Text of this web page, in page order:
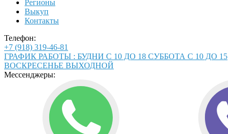
Регионы
Выкуп
Контакты
Телефон:
+7 (918) 319-46-81
ГРАФИК РАБОТЫ : БУДНИ С 10 ДО 18 СУББОТА С 10 ДО 15
ВОСКРЕСЕНЬЕ ВЫХОДНОЙ
Мессенджеры: